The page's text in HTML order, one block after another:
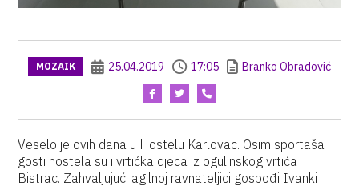
MOZAIK 25.04.2019 17:05 Branko Obradović
Veselo je ovih dana u Hostelu Karlovac. Osim sportaša
gosti hostela su i vrtićka djeca iz ogulinskog vrtića
Bistrac. Zahvaljujući agilnoj ravnateljici gospođi Ivanki